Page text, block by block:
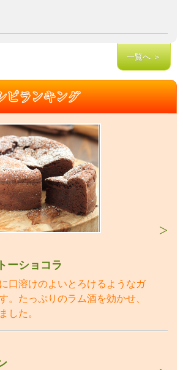
一覧へ ＞
ーショコラ
口溶けのよいとろけるようなガ
。たっぷりのラム酒を効かせ、
した。